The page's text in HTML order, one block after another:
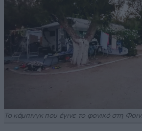
Το κάμπινγκ που έγινε το φονικό στη